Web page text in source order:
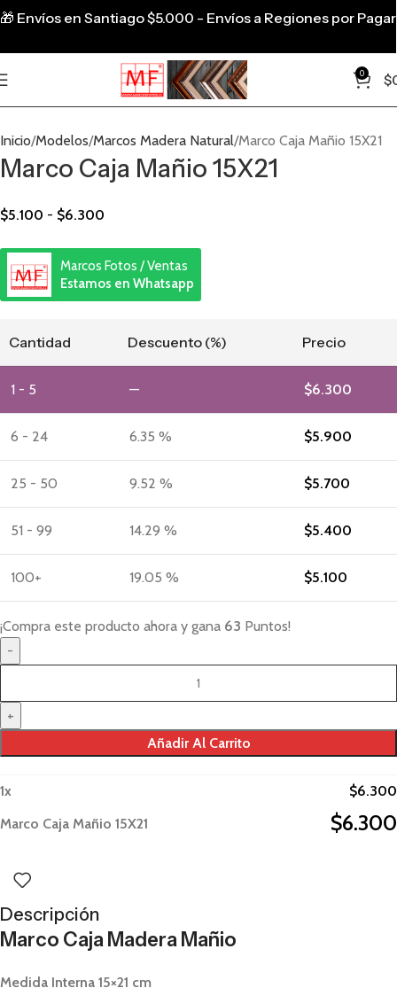
0 $
Inicio Modelos Marcos Madera Natural Marco Caja Mañio 15X21
Marco Caja Mañio 15X21
$5.100 - $6.300
Marcos Fotos / Ventas
Estamos en Whatsapp
Cantidad Descuento (%) Precio
1 - 5 — $6.300
6 - 24 6.35 % $5.900
25 - 50 9.52 % $5.700
51 - 99 14.29 % $5.400
100+ 19.05 % $5.100
¡Compra este producto ahora y gana 63 Puntos!
Añadir Al Carrito
1x $6.300
Marco Caja Mañio 15X21
$6.300
Descripción
Marco Caja Madera Mañio
Medida Interna 15×21 cm
🎁 Envíos en Santiago $5.000 - Envíos a Regiones por Pagar